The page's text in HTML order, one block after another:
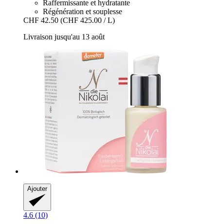
Raffermissante et hydratante
Régénération et souplesse
CHF 42.50 (CHF 425.00 / L)
Livraison jusqu'au 13 août
Ajouter
4.6 (10)